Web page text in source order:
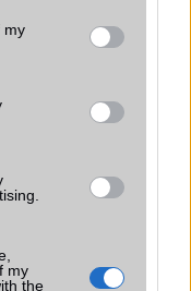
You may click to
third-party tags to
in below Google
my
my
the
iOS-en